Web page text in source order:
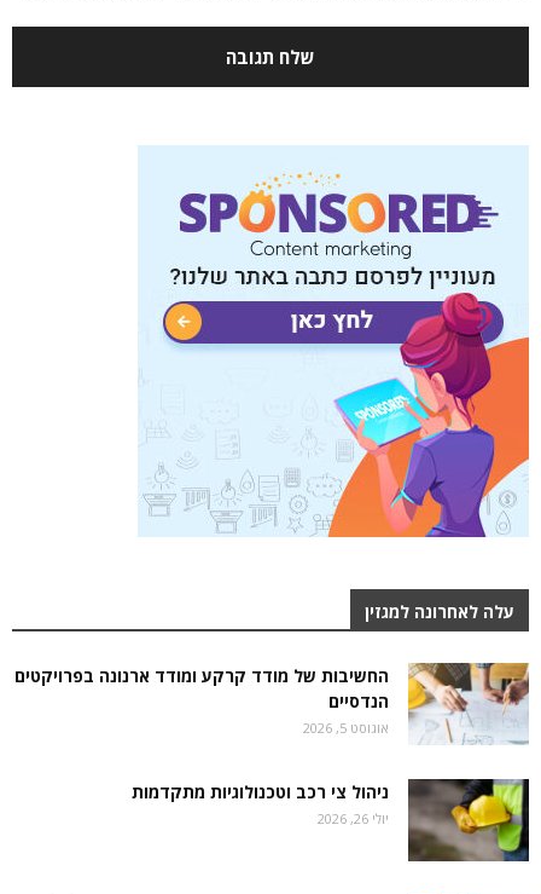
עלה לאחרונה למגזין
החשיבות של מודד קרקע ומודד ארנונה בפרויקטים
הנדסיים
אוגוסט 5, 2026
ניהול צי רכב וטכנולוגיות מתקדמות
יולי 26, 2026